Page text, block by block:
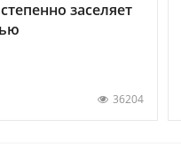
заселяет
36204